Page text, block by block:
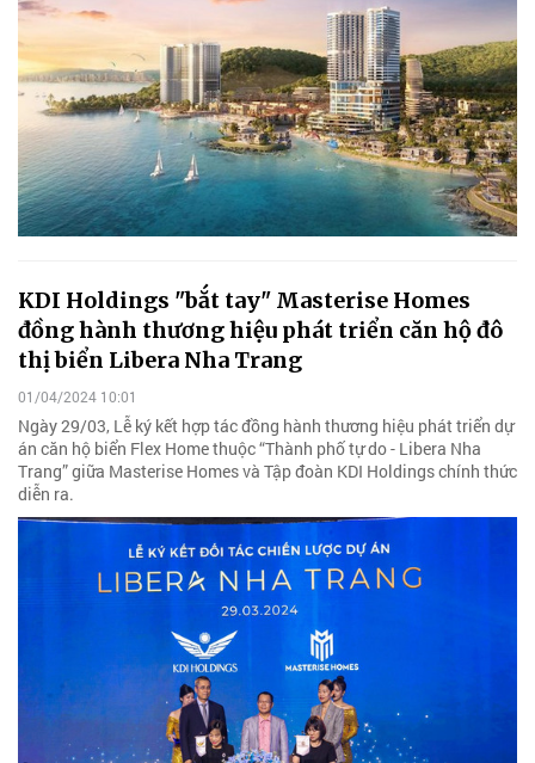
KDI Holdings "bắt tay" Masterise Homes
đồng hành thương hiệu phát triển căn hộ đô
thị biển Libera Nha Trang
01/04/2024 10:01
Ngày 29/03, Lễ ký kết hợp tác đồng hành thương hiệu phát triển dự
án căn hộ biển Flex Home thuộc “Thành phố tự do - Libera Nha
Trang” giữa Masterise Homes và Tập đoàn KDI Holdings chính thức
diễn ra.